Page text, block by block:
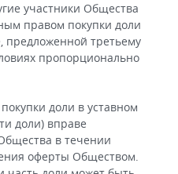
участники Общества
правом покупки доли
предложенной третьему
пропорционально
доли в уставном
доли) вправе
в течении
оферты Обществом.